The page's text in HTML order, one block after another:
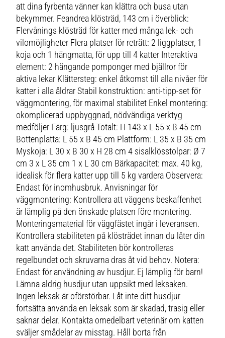
att dina fyrbenta vänner kan klättra och busa utan
bekymmer. Feandrea klösträd, 143 cm i överblick:
Flervånings klösträd för katter med många lek- och
vilomöjligheter Flera platser för reträtt: 2 liggplatser, 1
koja och 1 hängmatta, för upp till 4 katter Interaktiva
element: 2 hängande pomponger med bjällror för
aktiva lekar Klättersteg: enkel åtkomst till alla nivåer för
katter i alla åldrar Stabil konstruktion: anti-tipp-set för
väggmontering, för maximal stabilitet Enkel montering:
okomplicerad uppbyggnad, nödvändiga verktyg
medföljer Färg: ljusgrå Totalt: H 143 x L 55 x B 45 cm
Bottenplatta: L 55 x B 45 cm Plattform: L 35 x B 35 cm
Myskoja: L 30 x B 30 x H 28 cm 4 sisalklösstolpar: Ø 7
cm 3 x L 35 cm 1 x L 30 cm Bärkapacitet: max. 40 kg,
idealisk för flera katter upp till 5 kg vardera Observera:
Endast för inomhusbruk. Anvisningar för
väggmontering: Kontrollera att väggens beskaffenhet
är lämplig på den önskade platsen före montering.
Monteringsmaterial för väggfästet ingår i leveransen.
Kontrollera stabiliteten på klösträdet innan du låter din
katt använda det. Stabiliteten bör kontrolleras
regelbundet och skruvarna dras åt vid behov. Notera:
Endast för användning av husdjur. Ej lämplig för barn!
Lämna aldrig husdjur utan uppsikt med leksaken.
Ingen leksak är oförstörbar. Låt inte ditt husdjur
fortsätta använda en leksak som är skadad, trasig eller
saknar delar. Kontakta omedelbart veterinär om katten
sväljer smådelar av misstag. Håll borta från